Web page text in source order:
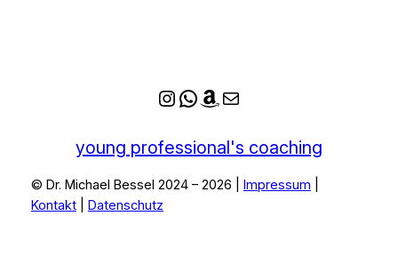
Instagram
WhatsApp
Amazon
E-Mail
young professional's coaching
© Dr. Michael Bessel 2024 – 2026 | Impressum
Kontakt| Datenschutz